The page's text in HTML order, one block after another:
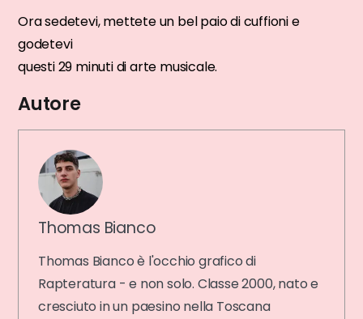
Ora sedetevi, mettete un bel paio di cuffioni e
godetevi
questi 29 minuti di arte musicale.
Autore
Thomas Bianco
Thomas Bianco è l'occhio grafico di
Rapteratura - e non solo. Classe 2000, nato e
cresciuto in un paesino nella Toscana